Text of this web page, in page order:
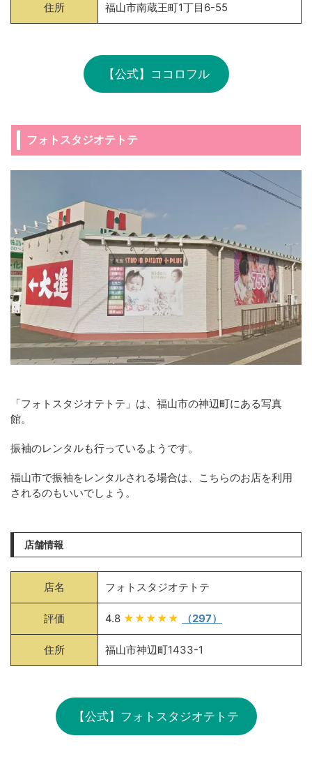
住所 福山市南蔵王町1丁目6-55
【公式】ココロフル
フォトスタジオテトテ
「フォトスタジオテトテ」は、福山市の神辺町にある写真
館。
振袖のレンタルも行っているようです。
福山市で振袖をレンタルされる場合は、こちらのお店を利用
されるのもいいでしょう。
店舗情報
店名 フォトスタジオテトテ
評価 4.8 ★★★★★ （297）
住所 福山市神辺町1433-1
【公式】フォトスタジオテトテ